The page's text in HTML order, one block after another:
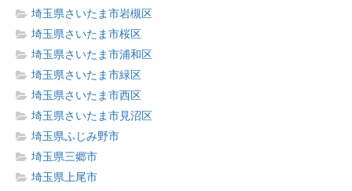
埼玉県さいたま市岩槻区
埼玉県さいたま市桜区
埼玉県さいたま市浦和区
埼玉県さいたま市緑区
埼玉県さいたま市西区
埼玉県さいたま市見沼区
埼玉県ふじみ野市
埼玉県三郷市
埼玉県上尾市